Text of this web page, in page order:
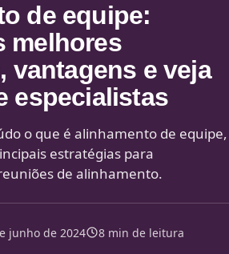
de equipe:
melhores
vantagens e veja
especialistas
o que é alinhamento de equipe,
estratégias para
de alinhamento.
junho de 2024 8 min de leitura